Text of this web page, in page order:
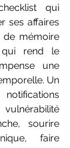
qui
ses affaires
de mémoire
qui rend le
une
Un
sourire
faire